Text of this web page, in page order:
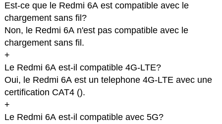
Est-ce que le Redmi 6A est compatible avec le
chargement sans fil?
Non, le Redmi 6A n'est pas compatible avec le
chargement sans fil.
+
Le Redmi 6A est-il compatible 4G-LTE?
Oui, le Redmi 6A est un telephone 4G-LTE avec une
certification CAT4 ().
+
Le Redmi 6A est-il compatible avec 5G?